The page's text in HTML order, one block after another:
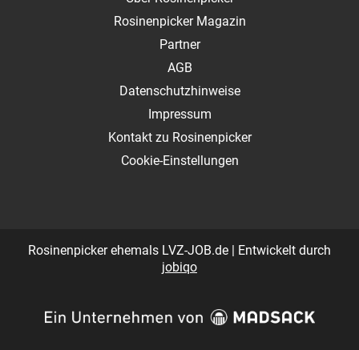
Rosinenpicker Magazin
Partner
AGB
Datenschutzhinweise
Impressum
Kontakt zu Rosinenpicker
Cookie-Einstellungen
Rosinenpicker ehemals LVZ-JOB.de | Entwickelt durch
jobiqo